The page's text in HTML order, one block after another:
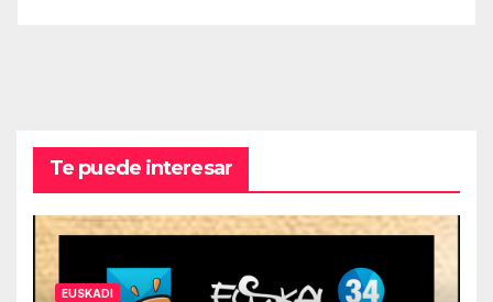
Te puede interesar
EUSKADI